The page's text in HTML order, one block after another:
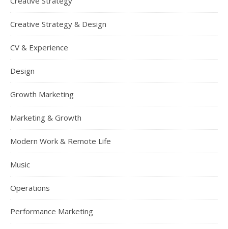
Creative Strategy & Design
CV & Experience
Design
Growth Marketing
Marketing & Growth
Modern Work & Remote Life
Music
Operations
Performance Marketing